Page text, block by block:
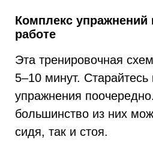
Комплекс упражнений
работе
Эта тренировочная
5–10 минут.
упражнения
большинство из них
сидя, так и стоя.